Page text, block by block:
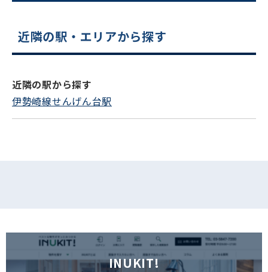
平日 9:00〜18:00
近隣の駅・エリアから探す
近隣の駅から探す
伊勢崎線せんげん台駅
INUKIT!